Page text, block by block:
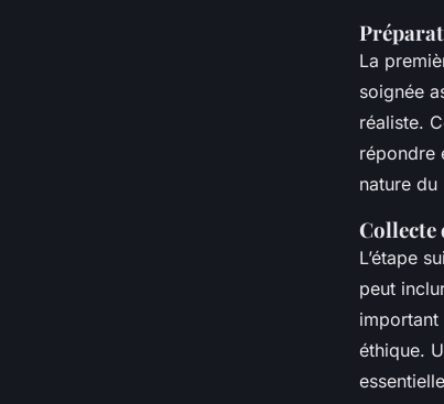
La
soignée
réaliste.
répondre
nature
Collecte
L’étape
peut
important
éthique.